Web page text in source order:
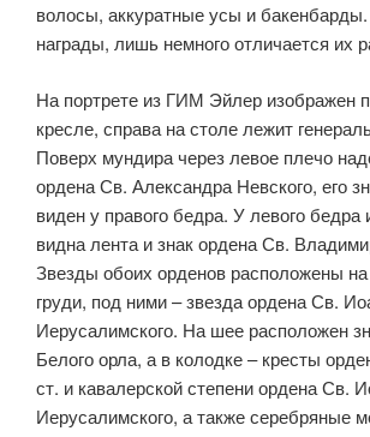
волосы, аккуратные усы и
награды, лишь немного отличается их
На портрете из ГИМ Эйлер изображен
кресле, справа на столе лежит
Поверх мундира через левое плечо
ордена Св. Александра Невского, его
виден у правого бедра. У левого бедра
видна лента и знак ордена Св.
Звезды обоих орденов расположены
груди, под ними – звезда ордена Св.
Иерусалимского. На шее расположен
Белого орла, а в колодке – кресты
ст. и кавалерской степени ордена Св.
Иерусалимского, а также серебряные